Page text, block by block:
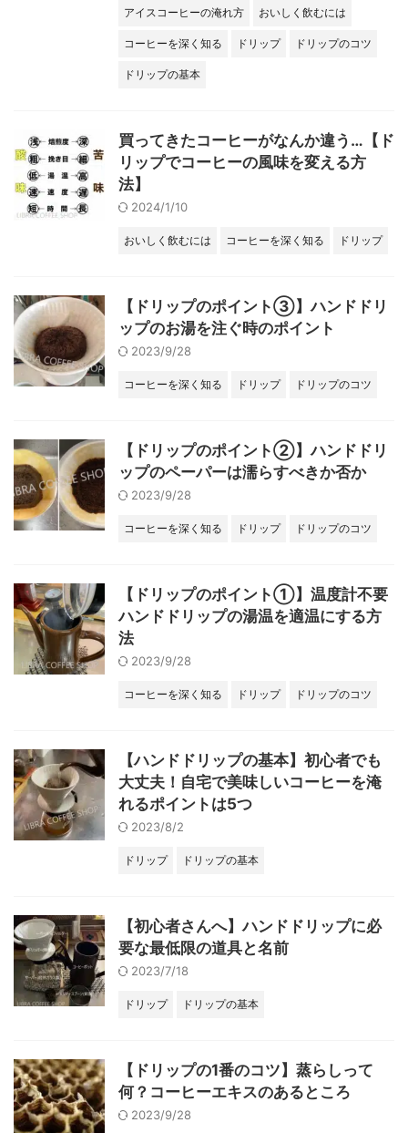
アイスコーヒーの淹れ方 おいしく飲むには
コーヒーを深く知る ドリップ ドリップのコツ
ドリップの基本
買ってきたコーヒーがなんか違う…【ド
リップでコーヒーの風味を変える方
法】
2024/1/10
おいしく飲むには コーヒーを深く知る ドリップ
【ドリップのポイント③】ハンドドリ
ップのお湯を注ぐ時のポイント
2023/9/28
コーヒーを深く知る ドリップ ドリップのコツ
【ドリップのポイント②】ハンドドリ
ップのペーパーは濡らすべきか否か
2023/9/28
コーヒーを深く知る ドリップ ドリップのコツ
【ドリップのポイント①】温度計不要
ハンドドリップの湯温を適温にする方
法
2023/9/28
コーヒーを深く知る ドリップ ドリップのコツ
【ハンドドリップの基本】初心者でも
大丈夫！自宅で美味しいコーヒーを淹
れるポイントは5つ
2023/8/2
ドリップ ドリップの基本
【初心者さんへ】ハンドドリップに必
要な最低限の道具と名前
2023/7/18
ドリップ ドリップの基本
【ドリップの1番のコツ】蒸らしって
何？コーヒーエキスのあるところ
2023/9/28